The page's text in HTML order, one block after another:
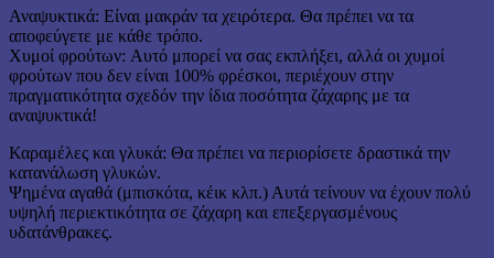
Αναψυκτικά: Είναι μακράν τα χειρότερα. Θα πρέπει να τα
αποφεύγετε με κάθε τρόπο.
Χυμοί φρούτων: Αυτό μπορεί να σας εκπλήξει, αλλά οι χυμοί
φρούτων που δεν είναι 100% φρέσκοι, περιέχουν στην
πραγματικότητα σχεδόν την ίδια ποσότητα ζάχαρης με τα
αναψυκτικά!
Καραμέλες και γλυκά: Θα πρέπει να περιορίσετε δραστικά την
κατανάλωση γλυκών.
Ψημένα αγαθά (μπισκότα, κέικ κλπ.) Αυτά τείνουν να έχουν πολύ
υψηλή περιεκτικότητα σε ζάχαρη και επεξεργασμένους
υδατάνθρακες.